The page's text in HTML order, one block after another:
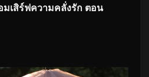
มเสิร์ฟความคลั่งรัก ตอน